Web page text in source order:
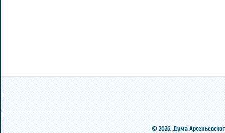
© 2026. Дума